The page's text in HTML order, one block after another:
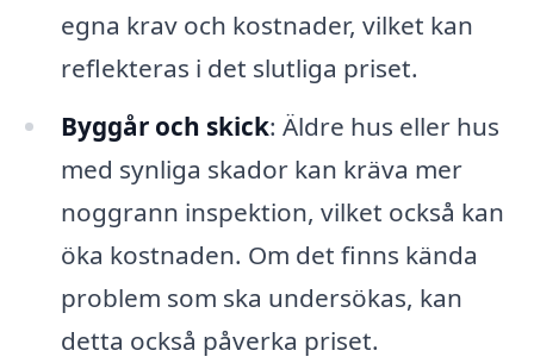
egna krav och kostnader, vilket kan
reflekteras i det slutliga priset.
Byggår och skick: Äldre hus eller hus
med synliga skador kan kräva mer
noggrann inspektion, vilket också kan
öka kostnaden. Om det finns kända
problem som ska undersökas, kan
detta också påverka priset.